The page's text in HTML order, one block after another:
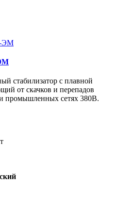
стабилизатор с плавной
от скачков и перепадов
промышленных сетях 380В.